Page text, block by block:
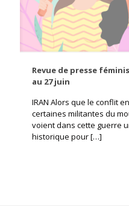
Revue de presse
au 27 juin
IRAN Alors que le conflit
certaines militantes du
voient dans cette guerre
historique pour[…]